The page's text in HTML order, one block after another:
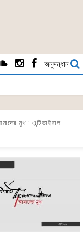
অনুসন্ধান
মুখ : এন্টিভাইরাল